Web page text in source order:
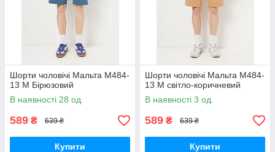
Шорти чоловічі Мальта М484-
13 M Бірюзовий
В наявності 28 од.
589 ₴ 639 ₴
Купити
Шорти чоловічі Мальта М484-
13 M світло-коричневий
В наявності 3 од.
589 ₴ 639 ₴
Купити